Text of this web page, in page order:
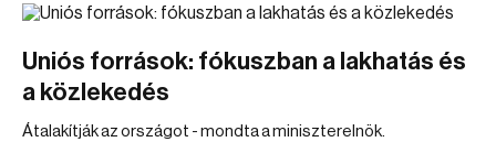
Uniós források: fókuszban a lakhatás és
a közlekedés
Átalakítják az országot - mondta a miniszterelnök.